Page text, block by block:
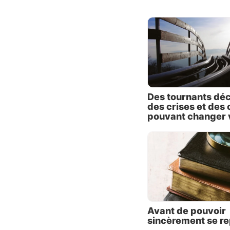
quel
n’est
cela
et la
De ce
d’y
nous
Des tournants
des crises et des
pouvant changer
Avant de pouvoir
sincèrement se